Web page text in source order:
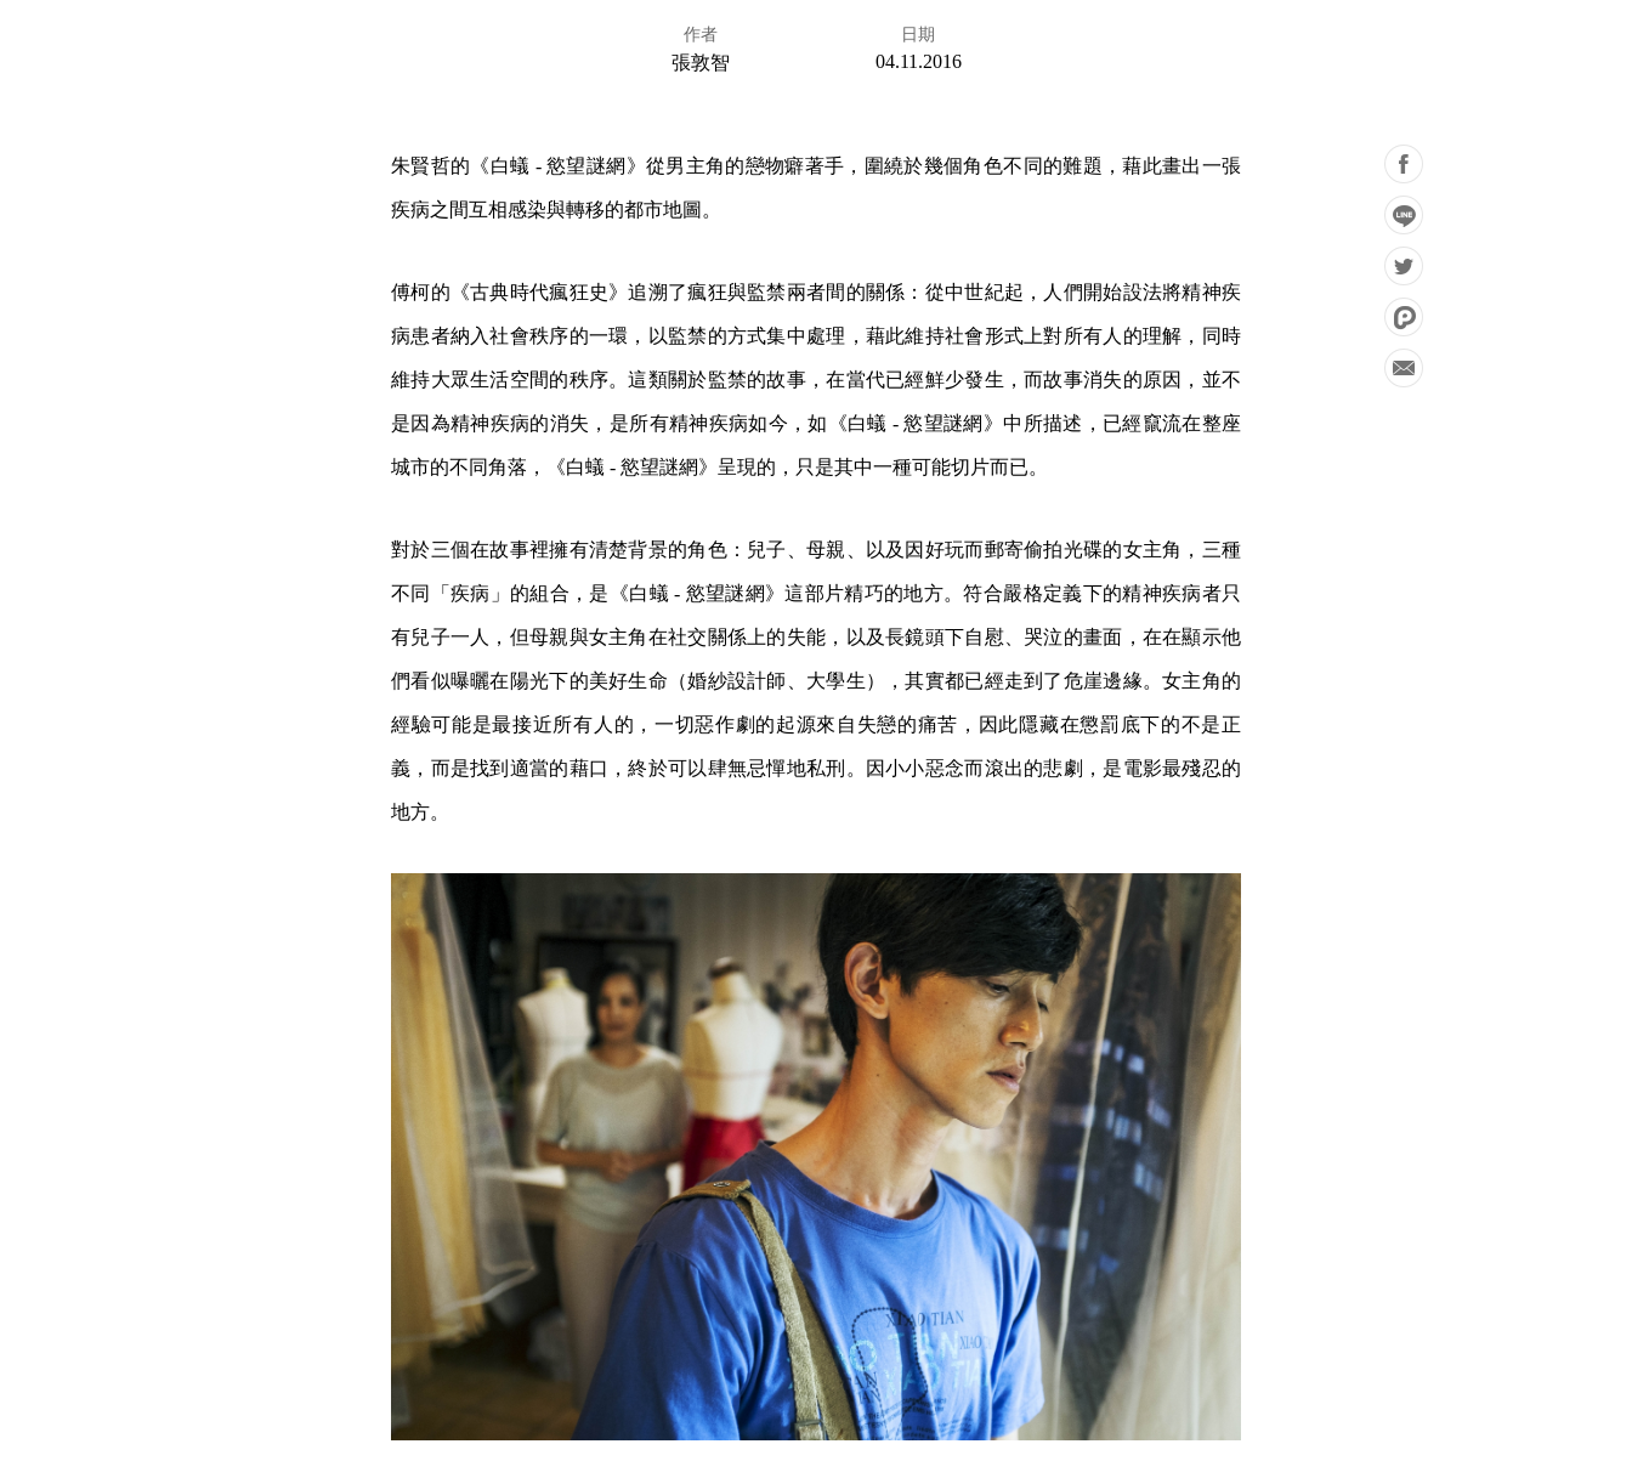
作者
張敦智
日期
04.11.2016
朱賢哲的《白蟻 - 慾望謎網》從男主角的戀物癖著手，圍繞於幾個角色不同的難題，藉此畫出一張
疾病之間互相感染與轉移的都市地圖。
傅柯的《古典時代瘋狂史》追溯了瘋狂與監禁兩者間的關係：從中世紀起，人們開始設法將精神疾
病患者納入社會秩序的一環，以監禁的方式集中處理，藉此維持社會形式上對所有人的理解，同時
維持大眾生活空間的秩序。這類關於監禁的故事，在當代已經鮮少發生，而故事消失的原因，並不
是因為精神疾病的消失，是所有精神疾病如今，如《白蟻 - 慾望謎網》中所描述，已經竄流在整座
城市的不同角落，《白蟻 - 慾望謎網》呈現的，只是其中一種可能切片而已。
對於三個在故事裡擁有清楚背景的角色：兒子、母親、以及因好玩而郵寄偷拍光碟的女主角，三種
不同「疾病」的組合，是《白蟻 - 慾望謎網》這部片精巧的地方。符合嚴格定義下的精神疾病者只
有兒子一人，但母親與女主角在社交關係上的失能，以及長鏡頭下自慰、哭泣的畫面，在在顯示他
們看似曝曬在陽光下的美好生命（婚紗設計師、大學生），其實都已經走到了危崖邊緣。女主角的
經驗可能是最接近所有人的，一切惡作劇的起源來自失戀的痛苦，因此隱藏在懲罰底下的不是正
義，而是找到適當的藉口，終於可以肆無忌憚地私刑。因小小惡念而滾出的悲劇，是電影最殘忍的
地方。